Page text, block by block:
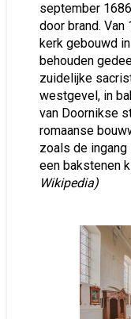
september
door brand.
kerk gebouwd
behouden
zuidelijke
westgevel, in
van Doornikse
romaanse
zoals de
een bakstenen
Wikipedia)